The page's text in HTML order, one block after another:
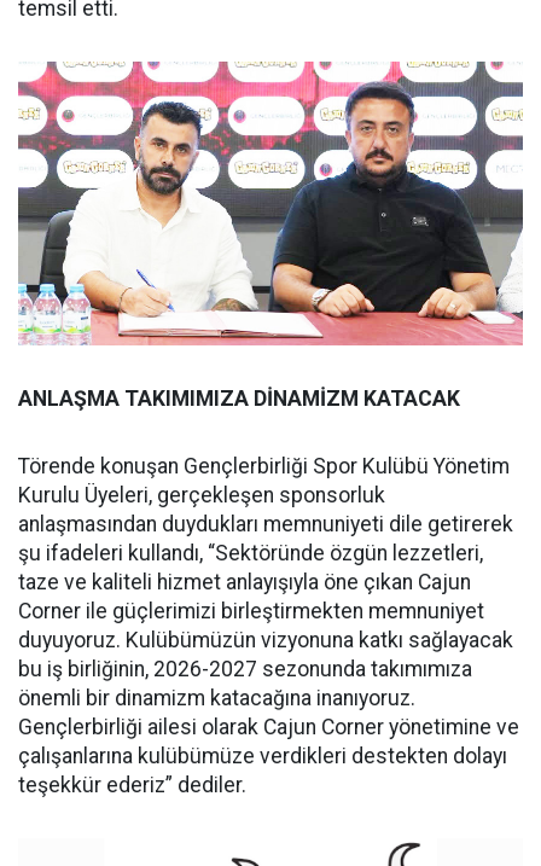
temsil etti.
ANLAŞMA TAKIMIMIZA DİNAMİZM KATACAK
Törende konuşan Gençlerbirliği Spor Kulübü Yönetim
Kurulu Üyeleri, gerçekleşen sponsorluk
anlaşmasından duydukları memnuniyeti dile getirerek
şu ifadeleri kullandı, “Sektöründe özgün lezzetleri,
taze ve kaliteli hizmet anlayışıyla öne çıkan Cajun
Corner ile güçlerimizi birleştirmekten memnuniyet
duyuyoruz. Kulübümüzün vizyonuna katkı sağlayacak
bu iş birliğinin, 2026-2027 sezonunda takımımıza
önemli bir dinamizm katacağına inanıyoruz.
Gençlerbirliği ailesi olarak Cajun Corner yönetimine ve
çalışanlarına kulübümüze verdikleri destekten dolayı
teşekkür ederiz” dediler.